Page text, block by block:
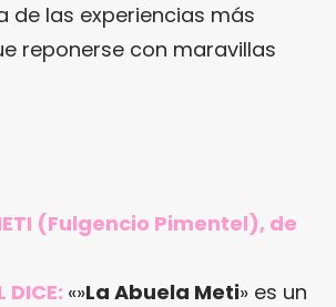
de las experiencias más
reponerse con maravillas
(Fulgencio Pimentel), de
DICE: «»La Abuela Meti» es un